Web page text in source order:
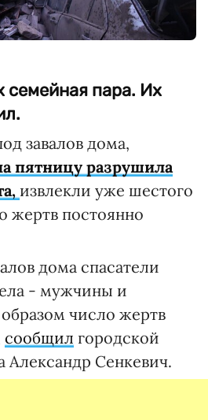
семейная пара. Их
завалов дома,
пятницу разрушила
извлекли уже шестого
жертв постоянно
дома спасатели
- мужчины и
число жертв
сообщил городской
Александр Сенкевич.